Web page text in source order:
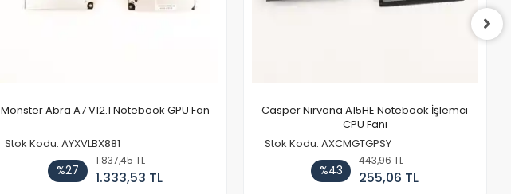
Monster Abra A7 V12.1 Notebook GPU Fan
Stok Kodu: AYXVLBX881
%27
1.837,45 TL
1.333,53 TL
Casper Nirvana A15HE Notebook İşlemci
CPU Fanı
Stok Kodu: AXCMGTGPSY
%43
443,96 TL
255,06 TL